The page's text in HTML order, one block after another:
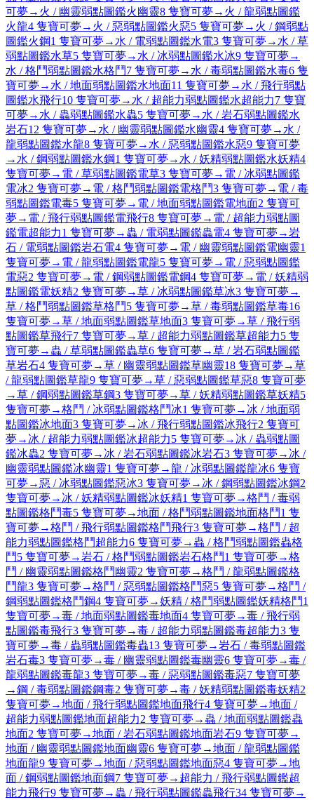
可夢→ 火 / 幽靈弱點圖鑑火幽靈8 隻寶可夢→ 火 / 龍弱點圖鑑
火龍4 隻寶可夢→ 火 / 惡弱點圖鑑火惡5 隻寶可夢→ 火 / 鋼弱點
圖鑑火鋼1 隻寶可夢→ 水 / 電弱點圖鑑水電3 隻寶可夢→ 水 / 草
弱點圖鑑水草5 隻寶可夢→ 水 / 冰弱點圖鑑水冰9 隻寶可夢→
水 / 格鬥弱點圖鑑水格鬥7 隻寶可夢→ 水 / 毒弱點圖鑑水毒6 隻
寶可夢→ 水 / 地面弱點圖鑑水地面11 隻寶可夢→ 水 / 飛行弱點
圖鑑水飛行10 隻寶可夢→ 水 / 超能力弱點圖鑑水超能力7 隻寶
可夢→ 水 / 蟲弱點圖鑑水蟲5 隻寶可夢→ 水 / 岩石弱點圖鑑水
岩石12 隻寶可夢→ 水 / 幽靈弱點圖鑑水幽靈4 隻寶可夢→ 水 /
龍弱點圖鑑水龍8 隻寶可夢→ 水 / 惡弱點圖鑑水惡9 隻寶可夢
→ 水 / 鋼弱點圖鑑水鋼1 隻寶可夢→ 水 / 妖精弱點圖鑑水妖精4
隻寶可夢→ 電 / 草弱點圖鑑電草3 隻寶可夢→ 電 / 冰弱點圖鑑
電冰2 隻寶可夢→ 電 / 格鬥弱點圖鑑電格鬥3 隻寶可夢→ 電 / 毒
弱點圖鑑電毒5 隻寶可夢→ 電 / 地面弱點圖鑑電地面2 隻寶可
夢→ 電 / 飛行弱點圖鑑電飛行8 隻寶可夢→ 電 / 超能力弱點圖
鑑電超能力1 隻寶可夢→ 蟲 / 電弱點圖鑑蟲電4 隻寶可夢→岩
石 / 電弱點圖鑑岩石電4 隻寶可夢→ 電 / 幽靈弱點圖鑑電幽靈1
隻寶可夢→ 電 / 龍弱點圖鑑電龍5 隻寶可夢→ 電 / 惡弱點圖鑑
電惡2 隻寶可夢→ 電 / 鋼弱點圖鑑電鋼4 隻寶可夢→ 電 / 妖精弱
點圖鑑電妖精2 隻寶可夢→草 / 冰弱點圖鑑草冰3 隻寶可夢→
草 / 格鬥弱點圖鑑草格鬥5 隻寶可夢→草 / 毒弱點圖鑑草毒16
隻寶可夢→草 / 地面弱點圖鑑草地面3 隻寶可夢→草 / 飛行弱
點圖鑑草飛行7 隻寶可夢→草 / 超能力弱點圖鑑草超能力5 隻
寶可夢→ 蟲 / 草弱點圖鑑蟲草6 隻寶可夢→草 / 岩石弱點圖鑑
草岩石4 隻寶可夢→草 / 幽靈弱點圖鑑草幽靈18 隻寶可夢→草
/ 龍弱點圖鑑草龍9 隻寶可夢→草 / 惡弱點圖鑑草惡8 隻寶可夢
→草 / 鋼弱點圖鑑草鋼3 隻寶可夢→草 / 妖精弱點圖鑑草妖精5
隻寶可夢→格鬥 / 冰弱點圖鑑格鬥冰1 隻寶可夢→ 冰 / 地面弱
點圖鑑冰地面3 隻寶可夢→ 冰 / 飛行弱點圖鑑冰飛行2 隻寶可
夢→ 冰 / 超能力弱點圖鑑冰超能力5 隻寶可夢→ 冰 / 蟲弱點圖
鑑冰蟲2 隻寶可夢→ 冰 / 岩石弱點圖鑑冰岩石3 隻寶可夢→ 冰 /
幽靈弱點圖鑑冰幽靈1 隻寶可夢→龍 / 冰弱點圖鑑龍冰6 隻寶
可夢→惡 / 冰弱點圖鑑惡冰3 隻寶可夢→ 冰 / 鋼弱點圖鑑冰鋼2
隻寶可夢→ 冰 / 妖精弱點圖鑑冰妖精1 隻寶可夢→格鬥 / 毒弱
點圖鑑格鬥毒5 隻寶可夢→地面 / 格鬥弱點圖鑑地面格鬥1 隻
寶可夢→格鬥 / 飛行弱點圖鑑格鬥飛行3 隻寶可夢→格鬥 / 超
能力弱點圖鑑格鬥超能力6 隻寶可夢→ 蟲 / 格鬥弱點圖鑑蟲格
鬥5 隻寶可夢→岩石 / 格鬥弱點圖鑑岩石格鬥1 隻寶可夢→格
鬥 / 幽靈弱點圖鑑格鬥幽靈2 隻寶可夢→格鬥 / 龍弱點圖鑑格
鬥龍3 隻寶可夢→格鬥 / 惡弱點圖鑑格鬥惡5 隻寶可夢→格鬥 /
鋼弱點圖鑑格鬥鋼4 隻寶可夢→妖精 / 格鬥弱點圖鑑妖精格鬥1
隻寶可夢→毒 / 地面弱點圖鑑毒地面4 隻寶可夢→毒 / 飛行弱
點圖鑑毒飛行3 隻寶可夢→毒 / 超能力弱點圖鑑毒超能力3 隻
寶可夢→毒 / 蟲弱點圖鑑毒蟲13 隻寶可夢→岩石 / 毒弱點圖鑑
岩石毒3 隻寶可夢→毒 / 幽靈弱點圖鑑毒幽靈6 隻寶可夢→毒 /
龍弱點圖鑑毒龍3 隻寶可夢→毒 / 惡弱點圖鑑毒惡7 隻寶可夢
→鋼 / 毒弱點圖鑑鋼毒2 隻寶可夢→毒 / 妖精弱點圖鑑毒妖精2
隻寶可夢→地面 / 飛行弱點圖鑑地面飛行4 隻寶可夢→地面 /
超能力弱點圖鑑地面超能力2 隻寶可夢→ 蟲 / 地面弱點圖鑑蟲
地面2 隻寶可夢→地面 / 岩石弱點圖鑑地面岩石9 隻寶可夢→
地面 / 幽靈弱點圖鑑地面幽靈6 隻寶可夢→地面 / 龍弱點圖鑑
地面龍9 隻寶可夢→地面 / 惡弱點圖鑑地面惡4 隻寶可夢→地
面 / 鋼弱點圖鑑地面鋼7 隻寶可夢→ 超能力 / 飛行弱點圖鑑超
能力飛行9 隻寶可夢→ 蟲 / 飛行弱點圖鑑蟲飛行34 隻寶可夢→